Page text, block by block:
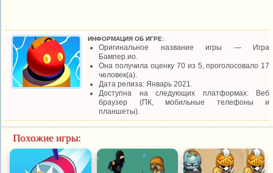
ИНФОРМАЦИЯ ОБ ИГРЕ:
Оригинальное название игры — Игра
Бампер.ио.
Она получила оценку 70 из 5, проголосовало 17
человек(а).
Дата релиза: Январь 2021.
Доступна на следующих платформах: Веб
браузер (ПК, мобильные телефоны и
планшеты).
Похожие игры: